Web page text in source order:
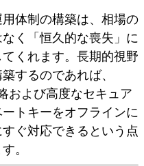
体制の構築は、相場の
く「恒久的な喪失」に
くれます。長期的視野
するのであれば、
および高度なセキュア
トキーをオフラインに
ぐ対応できるという点
。